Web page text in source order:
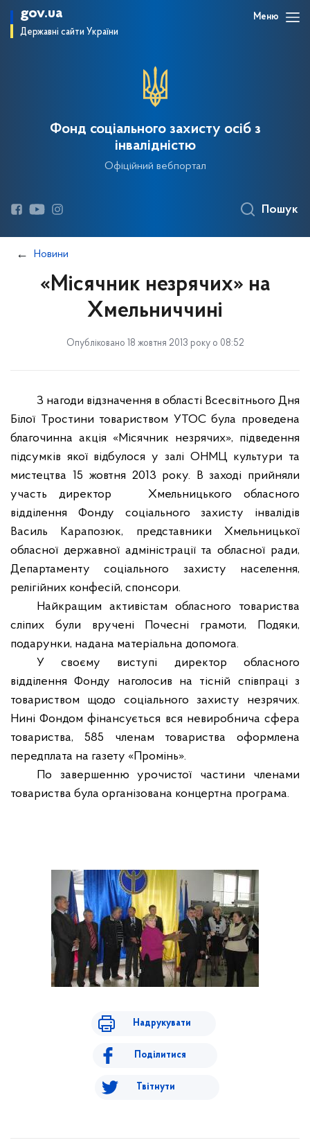
gov.ua
Державні сайти України
Меню
Фонд соціального захисту осіб з
інвалідністю
Офіційний вебпортал
Пошук
Новини
«Місячник незрячих» на
Хмельниччині
Опубліковано 18 жовтня 2013 року о 08:52
З нагоди відзначення в області Всесвітнього Дня
Білої Тростини товариством УТОС була проведена
благочинна акція «Місячник незрячих», підведення
підсумків якої відбулося у залі ОНМЦ культури та
мистецтва 15 жовтня 2013 року. В заході прийняли
участь директор
Хмельницького обласного
відділення Фонду соціального захисту інвалідів
Василь Карапозюк, представники Хмельницької
обласної державної адміністрації та обласної ради,
Департаменту соціального захисту населення,
релігійних конфесій, спонсори.
Найкращим активістам обласного товариства
сліпих були вручені Почесні грамоти, Подяки,
подарунки, надана матеріальна допомога.
У своєму виступі директор обласного
відділення Фонду наголосив на тісній співпраці з
товариством щодо соціального захисту незрячих.
Нині Фондом фінансується вся невиробнича сфера
товариства, 585 членам товариства оформлена
передплата на газету «Промінь».
По завершенню урочистої частини членами
товариства була організована концертна програма.
Надрукувати
Поділитися
Твітнути